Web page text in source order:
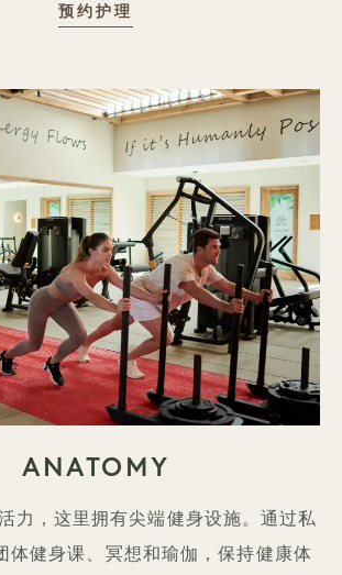
预约护理
ANATOMY
力，这里拥有尖端健身设施。通过私
体健身课、冥想和瑜伽，保持健康体